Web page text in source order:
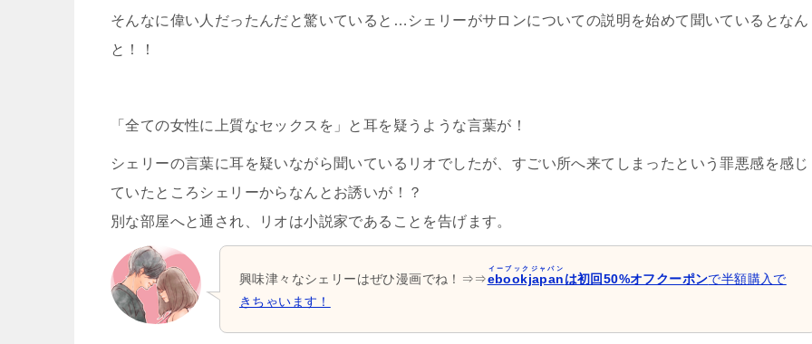
そんなに偉い人だったんだと驚いていると…シェリーがサロンについての説明を始めて聞いているとなん
と！！
「全ての女性に上質なセックスを」と耳を疑うような言葉が！
シェリーの言葉に耳を疑いながら聞いているリオでしたが、すごい所へ来てしまったという罪悪感を感じ
ていたところシェリーからなんとお誘いが！？
別な部屋へと通され、リオは小説家であることを告げます。
興味津々なシェリーはぜひ漫画でね！⇒⇒ebookjapan
イーブックジャパン
は初回50%オフクーポンで半額購入で
きちゃいます！